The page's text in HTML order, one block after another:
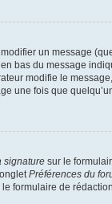
un message
bas du message
modifie le
une fois que
signature sur le
Préférences du
le formulaire de